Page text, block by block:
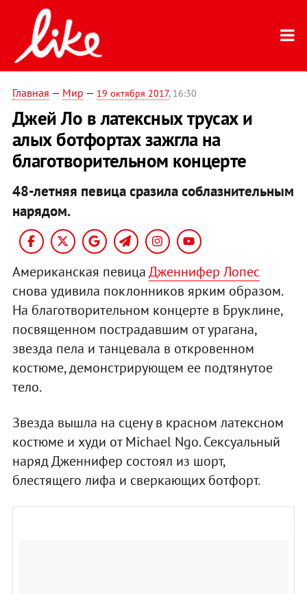
Главная — Мир — 19 октября 2017, 16:30
Джей Ло в латексных трусах и
алых ботфортах зажгла на
благотворительном концерте
48-летняя певица сразила соблазнительным
нарядом.
Американская певицаДженнифер Лопес
снова удивила поклонников ярким образом.
На благотворительном концерте в Бруклине,
посвященном пострадавшим от урагана,
звезда пела и танцевала в откровенном
костюме, демонстрирующем ее подтянутое
тело.
Звезда вышла на сцену в красном латексном
костюме и худи от Michael Ngo. Сексуальный
наряд Дженнифер состоял из шорт,
блестящего лифа и сверкающих ботфорт.